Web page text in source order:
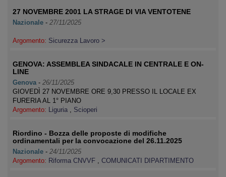
27 NOVEMBRE 2001 LA STRAGE DI VIA VENTOTENE
Nazionale - 27/11/2025
Argomento: Sicurezza Lavoro >
GENOVA: ASSEMBLEA SINDACALE IN CENTRALE E ON-
LINE
Genova - 26/11/2025
GIOVEDÌ 27 NOVEMBRE ORE 9,30 PRESSO IL LOCALE EX
FURERIA AL 1° PIANO
Argomento: Liguria , Scioperi
Riordino - Bozza delle proposte di modifiche
ordinamentali per la convocazione del 26.11.2025
Nazionale - 24/11/2025
Argomento: Riforma CNVVF , COMUNICATI DIPARTIMENTO